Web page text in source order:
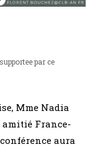
par ce
Mme Nadia
amitié France-
aura